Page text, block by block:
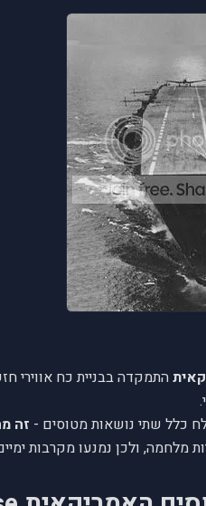
התמקדה בבניית כח אווירי
כלל שתי נושאות מטוסים - זה
מלחמה, ולכן נמנעו מקרבות